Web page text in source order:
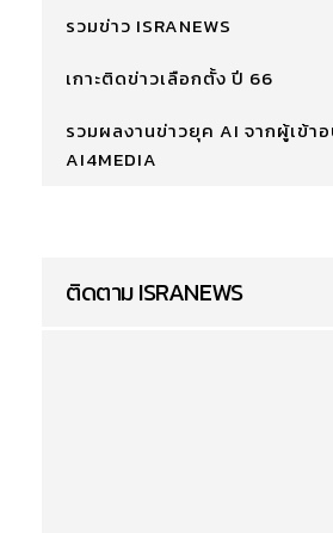
รวมข่าว ISRANEWS
เกาะติดข่าวเลือกตั้ง ปี 66
รวมผลงานข่าวยุค AI จากผู้เข้า
AI4MEDIA
ติดตาม ISRANEWS